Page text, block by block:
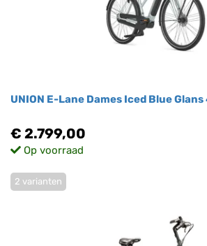
UNION E-Lane Dames Iced Blue
€ 2.799,00
Op voorraad
2 varianten